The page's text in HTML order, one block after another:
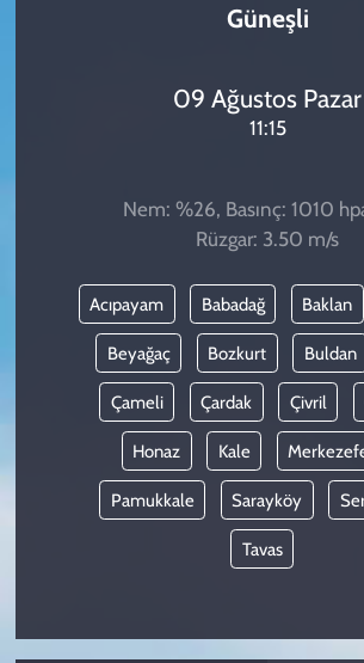
Güneşli
09 Ağustos Pazar
11:15
Nem: %26, Basınç: 1010
Rüzgar: 3.50 m/s
Acıpayam Babadağ Baklan
Beyağaç Bozkurt Buldan
Çameli Çardak Çivril
Honaz Kale
Pamukkale Sarayköy
Tavas